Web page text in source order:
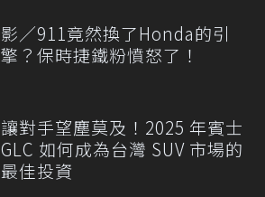
影／911竟然換了Honda的引
擎？保時捷鐵粉憤怒了！
讓對手望塵莫及！2025 年賓士
GLC 如何成為台灣 SUV 市場的
最佳投資